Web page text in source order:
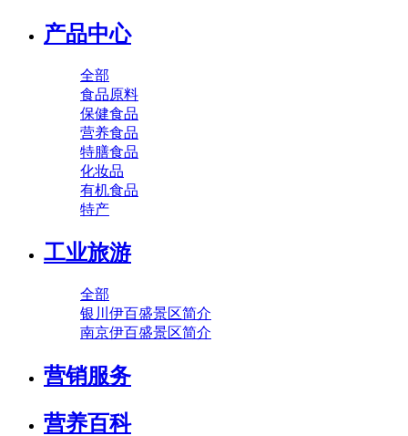
产品中心
全部
食品原料
保健食品
营养食品
特膳食品
化妆品
有机食品
特产
工业旅游
全部
银川伊百盛景区简介
南京伊百盛景区简介
营销服务
营养百科